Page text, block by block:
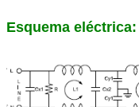
Esquema eléctrica: